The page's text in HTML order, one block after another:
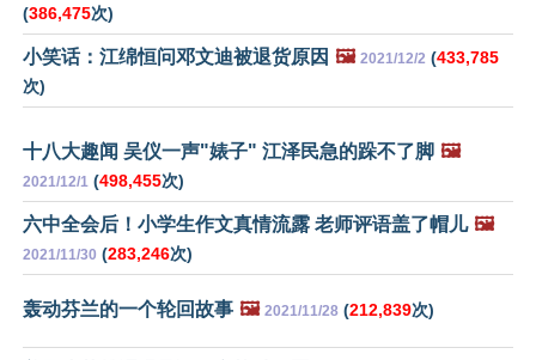
(386,475次)
小笑话：江绵恒问邓文迪被退货原因 🖼️ 2021/12/2 (433,785
次)
十八大趣闻 吴仪一声"婊子" 江泽民急的跺不了脚 🖼️
2021/12/1 (498,455次)
六中全会后！小学生作文真情流露 老师评语盖了帽儿 🖼️
2021/11/30 (283,246次)
轰动芬兰的一个轮回故事 🖼️ 2021/11/28 (212,839次)